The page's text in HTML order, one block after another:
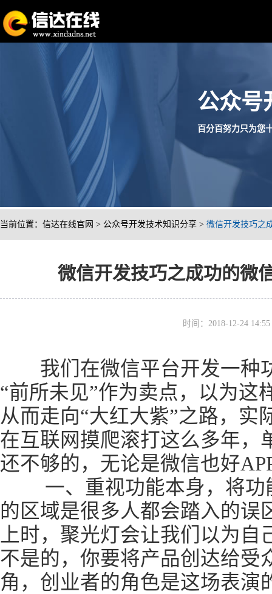
公众号
百分百努力只为您
当前位置： 信达在线官网 > 公众号开发技术知识分享 > 微信开发技巧之
微信开发技巧之成功的微
时间：2018-12-24
我们在微信平台开发一种
“前所未见”作为卖点，以为这
从而走向“大红大紫”之路，实
在互联网摸爬滚打这么多年，
还不够的，无论是微信也好
一、重视功能本身，将功
的区域是很多人都会踏入的误
上时，聚光灯会让我们以为
不是的，你要将产品创达给受
角，创业者的角色是这场表演